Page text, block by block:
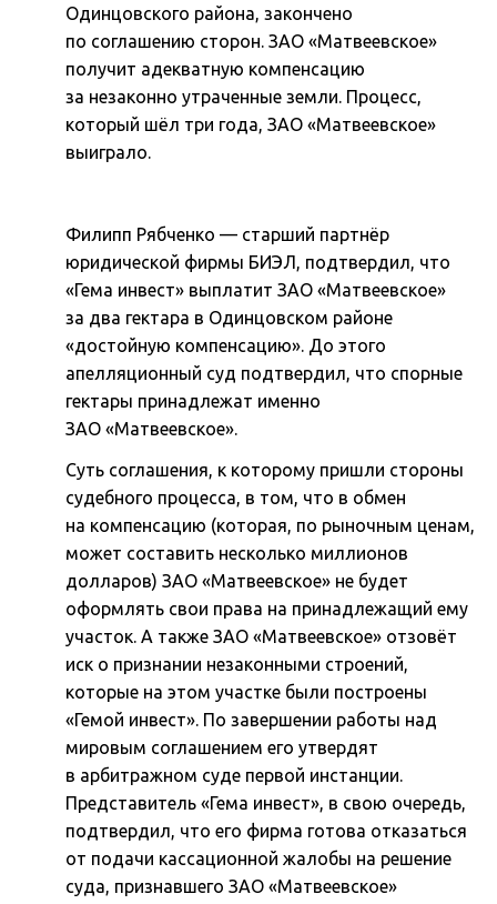
Одинцовского района, закончено
по соглашению сторон. ЗАО «Матвеевское»
получит адекватную компенсацию
за незаконно утраченные земли. Процесс,
который шёл три года, ЗАО «Матвеевское»
выиграло.
Филипп Рябченко — старший партнёр
юридической фирмы БИЭЛ, подтвердил, что
«Гема инвест» выплатит ЗАО «Матвеевское»
за два гектара в Одинцовском районе
«достойную компенсацию». До этого
апелляционный суд подтвердил, что спорные
гектары принадлежат именно
ЗАО «Матвеевское».
Суть соглашения, к которому пришли стороны
судебного процесса, в том, что в обмен
на компенсацию (которая, по рыночным ценам,
может составить несколько миллионов
долларов) ЗАО «Матвеевское» не будет
оформлять свои права на принадлежащий ему
участок. А также ЗАО «Матвеевское» отзовёт
иск о признании незаконными строений,
которые на этом участке были построены
«Гемой инвест». По завершении работы над
мировым соглашением его утвердят
в арбитражном суде первой инстанции.
Представитель «Гема инвест», в свою очередь,
подтвердил, что его фирма готова отказаться
от подачи кассационной жалобы на решение
суда, признавшего ЗАО «Матвеевское»